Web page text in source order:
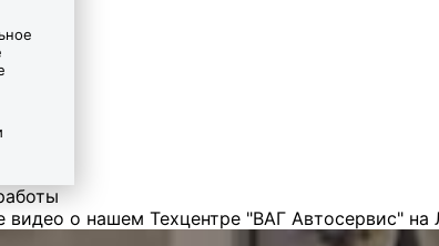
видео о нашем Техцентре "ВАГ Автосервис"